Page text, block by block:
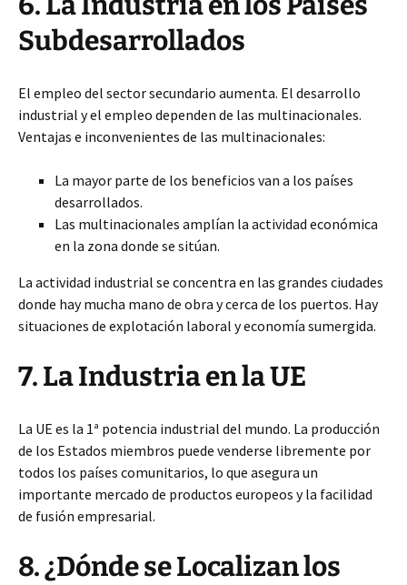
Subdesarrollados
El empleo del sector secundario aumenta. El desarrollo
industrial y el empleo dependen de las multinacionales.
Ventajas e inconvenientes de las multinacionales:
La mayor parte de los beneficios van a los países
desarrollados.
Las multinacionales amplían la actividad económica
en la zona donde se sitúan.
La actividad industrial se concentra en las grandes ciudades
donde hay mucha mano de obra y cerca de los puertos. Hay
situaciones de explotación laboral y economía sumergida.
7. La Industria en la UE
La UE es la 1ª potencia industrial del mundo. La producción
de los Estados miembros puede venderse libremente por
todos los países comunitarios, lo que asegura un
importante mercado de productos europeos y la facilidad
de fusión empresarial.
8. ¿Dónde se Localizan los